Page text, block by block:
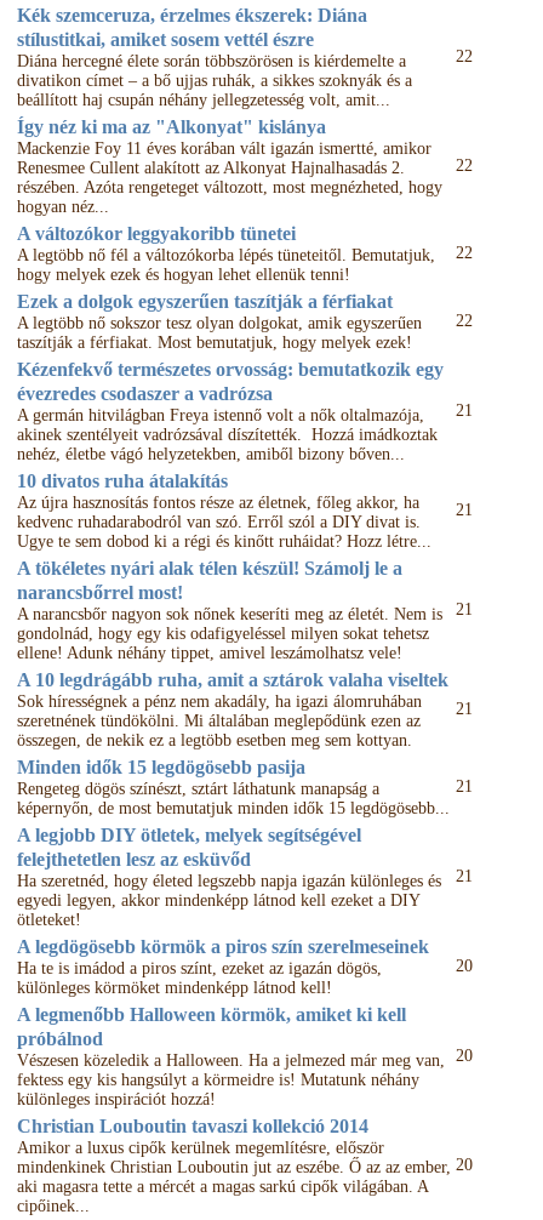
Kék szemceruza, érzelmes ékszerek: Diána
stílustitkai, amiket sosem vettél észre
Diána hercegné élete során többszörösen is kiérdemelte a
divatikon címet – a bő ujjas ruhák, a sikkes szoknyák és a
beállított haj csupán néhány jellegzetesség volt, amit...
22
Így néz ki ma az "Alkonyat" kislánya
Mackenzie Foy 11 éves korában vált igazán ismertté, amikor
Renesmee Cullent alakított az Alkonyat Hajnalhasadás 2.
részében. Azóta rengeteget változott, most megnézheted, hogy
hogyan néz...
22
A változókor leggyakoribb tünetei
A legtöbb nő fél a változókorba lépés tüneteitől. Bemutatjuk,
hogy melyek ezek és hogyan lehet ellenük tenni!
22
Ezek a dolgok egyszerűen taszítják a férfiakat
A legtöbb nő sokszor tesz olyan dolgokat, amik egyszerűen
taszítják a férfiakat. Most bemutatjuk, hogy melyek ezek!
22
Kézenfekvő természetes orvosság: bemutatkozik egy
évezredes csodaszer a vadrózsa
A germán hitvilágban Freya istennő volt a nők oltalmazója,
akinek szentélyeit vadrózsával díszítették. Hozzá imádkoztak
nehéz, életbe vágó helyzetekben, amiből bizony bőven...
21
10 divatos ruha átalakítás
Az újra hasznosítás fontos része az életnek, főleg akkor, ha
kedvenc ruhadarabodról van szó. Erről szól a DIY divat is.
Ugye te sem dobod ki a régi és kinőtt ruháidat? Hozz létre...
21
A tökéletes nyári alak télen készül! Számolj le a
narancsbőrrel most!
A narancsbőr nagyon sok nőnek keseríti meg az életét. Nem is
gondolnád, hogy egy kis odafigyeléssel milyen sokat tehetsz
ellene! Adunk néhány tippet, amivel leszámolhatsz vele!
21
A 10 legdrágább ruha, amit a sztárok valaha viseltek
Sok hírességnek a pénz nem akadály, ha igazi álomruhában
szeretnének tündökölni. Mi általában meglepődünk ezen az
összegen, de nekik ez a legtöbb esetben meg sem kottyan.
21
Minden idők 15 legdögösebb pasija
Rengeteg dögös színészt, sztárt láthatunk manapság a
képernyőn, de most bemutatjuk minden idők 15 legdögösebb...
21
A legjobb DIY ötletek, melyek segítségével
felejthetetlen lesz az esküvőd
Ha szeretnéd, hogy életed legszebb napja igazán különleges és
egyedi legyen, akkor mindenképp látnod kell ezeket a DIY
ötleteket!
21
A legdögösebb körmök a piros szín szerelmeseinek
Ha te is imádod a piros színt, ezeket az igazán dögös,
különleges körmöket mindenképp látnod kell!
20
A legmenőbb Halloween körmök, amiket ki kell
próbálnod
Vészesen közeledik a Halloween. Ha a jelmezed már meg van,
fektess egy kis hangsúlyt a körmeidre is! Mutatunk néhány
különleges inspirációt hozzá!
20
Christian Louboutin tavaszi kollekció 2014
Amikor a luxus cipők kerülnek megemlítésre, először
mindenkinek Christian Louboutin jut az eszébe. Ő az az ember,
aki magasra tette a mércét a magas sarkú cipők világában. A
cipőinek...
20